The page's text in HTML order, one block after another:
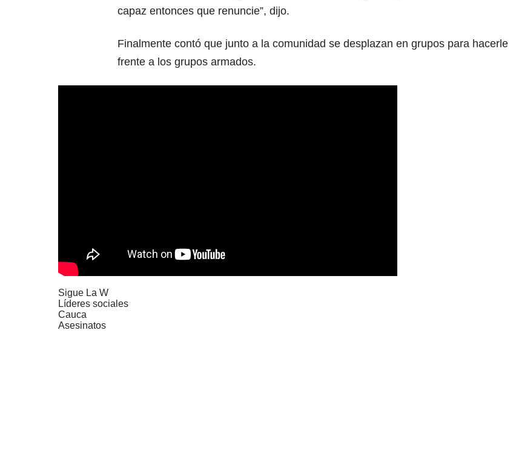
capaz entonces que renuncie”, dijo.
Finalmente contó que junto a la comunidad se desplazan en grupos para hacerle
frente a los grupos armados.
Sigue La W
Líderes sociales
Cauca
Asesinatos